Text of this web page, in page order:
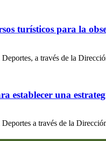
turísticos para la
a través de la
establecer una
a través de la